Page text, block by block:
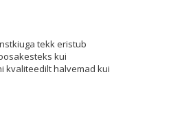
tekk eristub
kui
kvaliteedilt halvemad kui